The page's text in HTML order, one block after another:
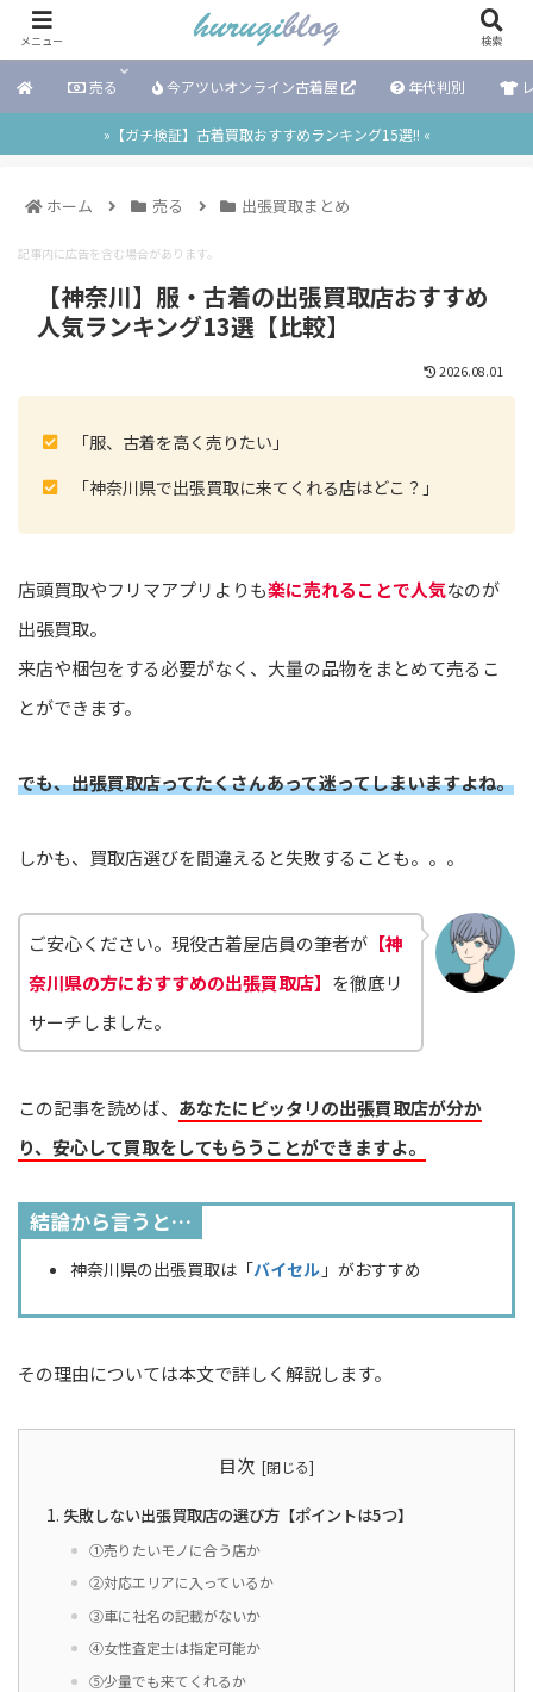
売る 今アツいオンライン古着屋 年代判別
»【ガチ検証】古着買取おすすめランキング15選!! «
ホーム 売る 出張買取まとめ
記事内に広告を含む場合があります。
【神奈川】服・古着の出張買取店おすすめ
人気ランキング13選【比較】
2026.08.01
「服、古着を高く売りたい」
「神奈川県で出張買取に来てくれる店はどこ？」
店頭買取やフリマアプリよりも楽に売れることで人気なのが
出張買取。
来店や梱包をする必要がなく、大量の品物をまとめて売るこ
とができます。
でも、出張買取店ってたくさんあって迷ってしまいますよね。
しかも、買取店選びを間違えると失敗することも。。。
ご安心ください。現役古着屋店員の筆者が 【神
奈川県の方におすすめの出張買取店】 を徹底リ
サーチしました。
この記事を読めば、 あなたにピッタリの出張買取店が分か
り、安心して買取をしてもらうことができますよ。
結論から言うと…
神奈川県の出張買取は「バイセル 」がおすすめ
その理由については本文で詳しく解説します。
目次
失敗しない出張買取店の選び方【ポイントは5つ】
①売りたいモノに合う店か
②対応エリアに入っているか
③車に社名の記載がないか
④女性査定士は指定可能か
⑤少量でも来てくれるか
メニュー 検索